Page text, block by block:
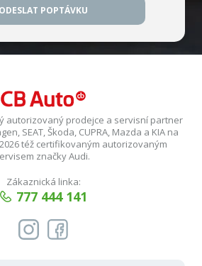
ODESLAT POPTÁVKU
autorizovaný prodejce a servisní partner
SEAT, Škoda, CUPRA, Mazda a KIA na
též certifikovaným autorizovaným
značky Audi.
Zákaznická linka:
777 444 141